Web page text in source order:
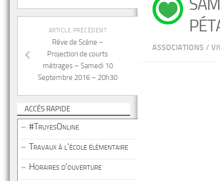
ASSOCIATIONS /
ARTICLE PRÉCÉDENT
Rêve de Scène –
Projection de courts
métrages – Samedi 10
Septembre 2016 – 20h30
ACCÈS RAPIDE
#TruyesOnline
Travaux à l’école élémentaire
Horaires d’ouverture